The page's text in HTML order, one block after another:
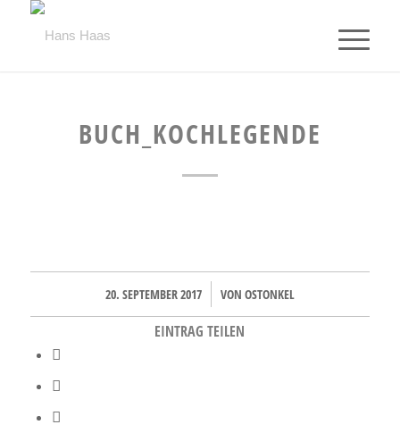
BUCH_KOCHLEGENDE
20. SEPTEMBER 2017
/ VON OSTONKEL
EINTRAG TEILEN